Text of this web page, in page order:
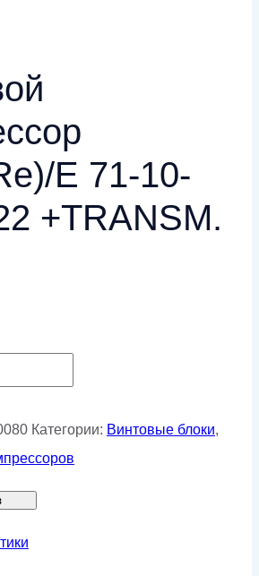
E 71-10-
+TRANSM.
Категории: Винтовые блоки,